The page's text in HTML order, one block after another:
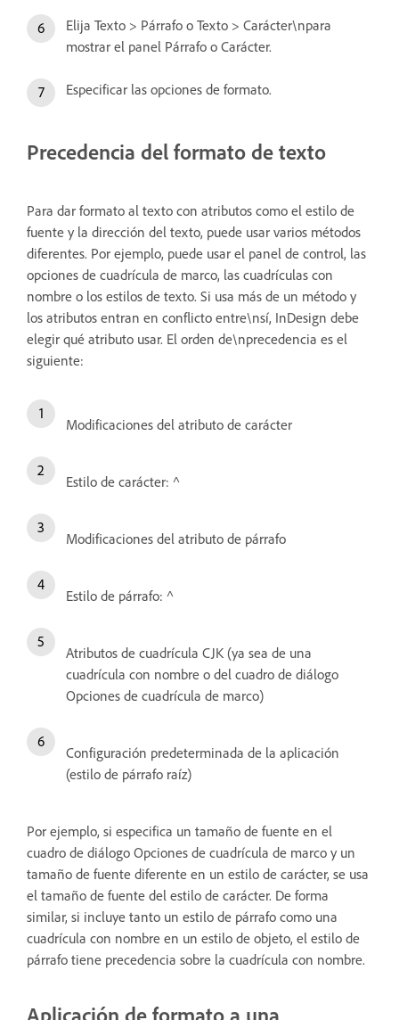
Elija Texto > Párrafo o Texto > Carácter\npara
mostrar el panel Párrafo o Carácter.
Especificar las opciones de formato.
Precedencia del formato de texto
Para dar formato al texto con atributos como el estilo de
fuente y la dirección del texto, puede usar varios métodos
diferentes. Por ejemplo, puede usar el panel de control, las
opciones de cuadrícula de marco, las cuadrículas con
nombre o los estilos de texto. Si usa más de un método y
los atributos entran en conflicto entre\nsí, InDesign debe
elegir qué atributo usar. El orden de\nprecedencia es el
siguiente:
Modificaciones del atributo de carácter
Estilo de carácter: ^
Modificaciones del atributo de párrafo
Estilo de párrafo: ^
Atributos de cuadrícula CJK (ya sea de una
cuadrícula con nombre o del cuadro de diálogo
Opciones de cuadrícula de marco)
Configuración predeterminada de la aplicación
(estilo de párrafo raíz)
Por ejemplo, si especifica un tamaño de fuente en el
cuadro de diálogo Opciones de cuadrícula de marco y un
tamaño de fuente diferente en un estilo de carácter, se usa
el tamaño de fuente del estilo de carácter. De forma
similar, si incluye tanto un estilo de párrafo como una
cuadrícula con nombre en un estilo de objeto, el estilo de
párrafo tiene precedencia sobre la cuadrícula con nombre.
Aplicación de formato a una